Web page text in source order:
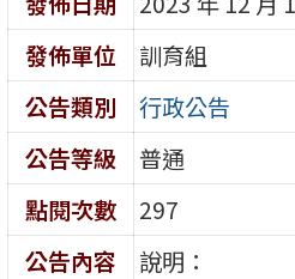
發佈單位
訓育組
公告類別
行政公告
公告等級
普通
點閱次數
297
公告內容
說明：